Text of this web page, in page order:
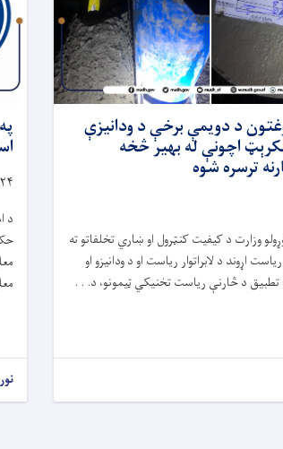
د دویمې برخې د ودانیزې
اچونې له بهیر څخه
ترسره شوه
وزارت د کیفیت کنټرول او ښاري تخلفاتو ته
اړوند د لابراتوار ریاست او د ودانیزو او
د تطبیق د څارنې ریاست تخنیکي ټیمونو، د. . .
۲۴
د